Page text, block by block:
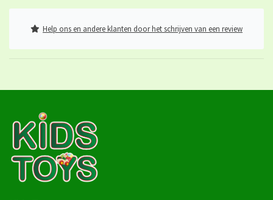
Help ons en andere klanten door het schrijven van een review